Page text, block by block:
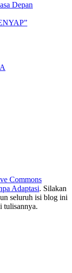
Depan
Commons
Adaptasi. Silakan
seluruh isi blog ini
tulisannya.